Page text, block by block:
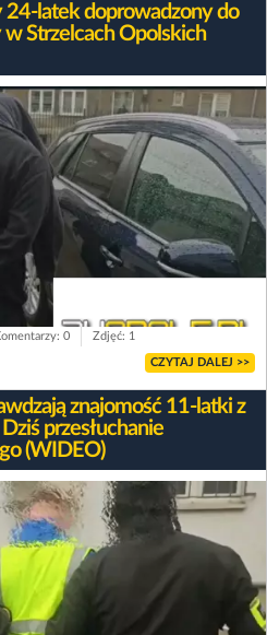
24-latek doprowadzony do
w Strzelcach Opolskich
0 Zdjęć: 1
CZYTAJ DALEJ >>
znajomość 11-latki z
przesłuchanie
(WIDEO)